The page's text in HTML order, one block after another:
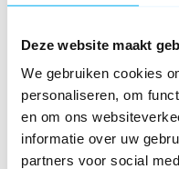
Deze website maakt
We gebruiken cookies
personaliseren, om
en om ons
informatie over uw
partners voor social